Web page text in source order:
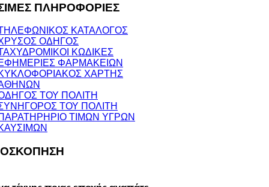
ΠΛΗΡΟΦΟΡΙΕΣ
ΚΑΤΑΛΟΓΟΣ
ΟΔΗΓΟΣ
ΚΩΔΙΚΕΣ
ΦΑΡΜΑΚΕΙΩΝ
ΧΑΡΤΗΣ
ΤΟΥ ΠΟΛΙΤΗ
ΤΟΥ ΠΟΛΙΤΗ
ΤΙΜΩΝ ΥΓΡΩΝ